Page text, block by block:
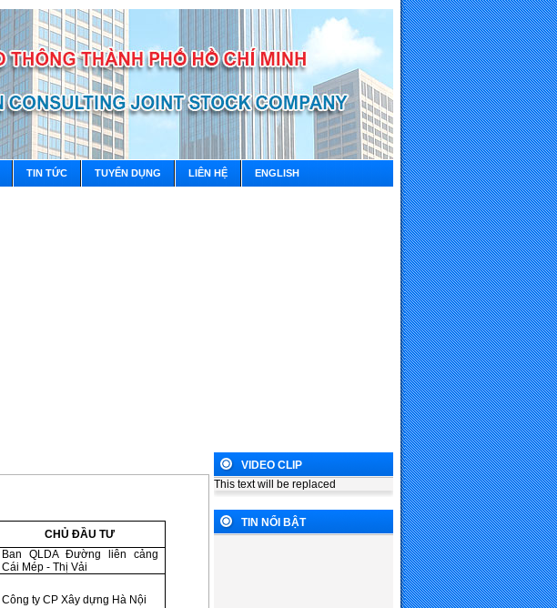
TIN TỨC TUYỂN DỤNG LIÊN HỆ ENGLISH
CHỦ ĐẦU TƯ
Ban QLDA Đường liên cảng
Cái Mép - Thị Vải
Công ty CP Xây dựng Hà Nội
VIDEO CLIP
This text will be replaced
TIN NỔI BẬT